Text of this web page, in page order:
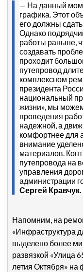
— На данный
графика. Этот
его должны
Однако
работы раньше,
создавать
проходит
путепровод
комплексном
президента
национальный
жизни», мы
проведения
надежной, а
комфортнее для
внимание
материалов.
путепровода на
управления
администрации
Сергей Кравчук.
Напомним, на
«Инфраструктура
выделено более
развязкой «Улица
летия Октября»